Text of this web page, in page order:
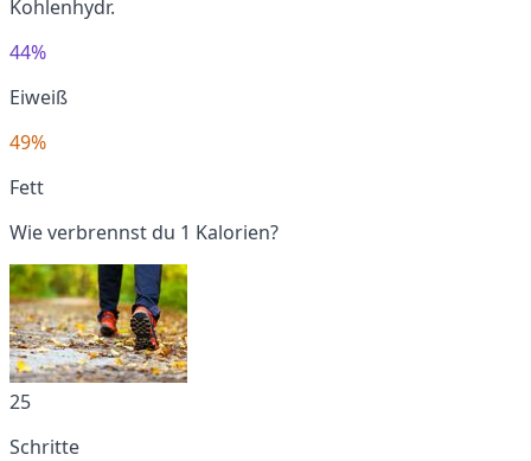
Kohlenhydr.
44%
Eiweiß
49%
Fett
Wie verbrennst du 1 Kalorien?
25
Schritte